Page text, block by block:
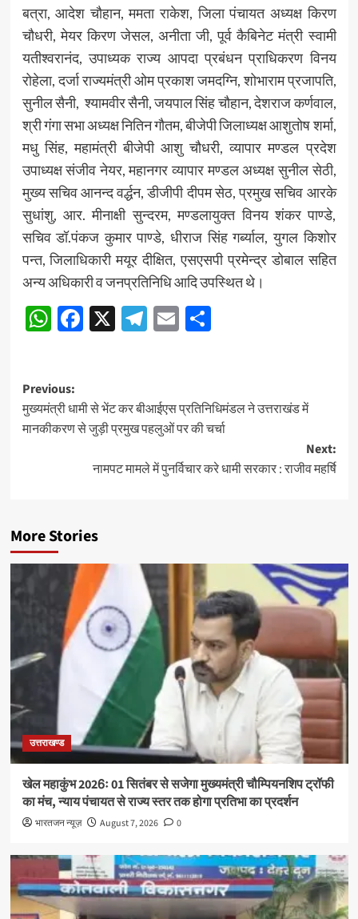
बत्रा, आदेश चौहान, ममता राकेश, जिला पंचायत अध्यक्ष किरण
चौधरी, मेयर किरण जेसल, अनीता जी, पूर्व कैबिनेट मंत्री स्वामी
यतीश्वरानंद, उपाध्यक राज्य आपदा प्रबंधन प्राधिकरण विनय
रोहेला, दर्जा राज्यमंत्री ओम प्रकाश जमदग्नि, शोभाराम प्रजापति,
सुनील सैनी, श्यामवीर सैनी, जयपाल सिंह चौहान, देशराज कर्णवाल,
श्री गंगा सभा अध्यक्ष नितिन गौतम, बीजेपी जिलाध्यक्ष आशुतोष शर्मा,
मधु सिंह, महामंत्री बीजेपी आशु चौधरी, व्यापार मण्डल प्रदेश
उपाध्यक्ष संजीव नेयर, महानगर व्यापार मण्डल अध्यक्ष सुनील सेठी,
मुख्य सचिव आनन्द वर्द्धन, डीजीपी दीपम सेठ, प्रमुख सचिव आरके
सुधांशु, आर. मीनाक्षी सुन्दरम, मण्डलायुक्त विनय शंकर पाण्डे,
सचिव डॉ.पंकज कुमार पाण्डे, धीराज सिंह गर्ब्याल, युगल किशोर
पन्त, जिलाधिकारी मयूर दीक्षित, एसएसपी प्रमेन्द्र डोबाल सहित
अन्य अधिकारी व जनप्रतिनिधि आदि उपस्थित थे।
WhatsApp
Facebook
X Telegram
EmailShare
Post
navigation
Previous:
मुख्यमंत्री धामी से भेंट कर बीआईएस प्रतिनिधिमंडल ने उत्तराखंड में
मानकीकरण से जुड़ी प्रमुख पहलुओं पर की चर्चा
Next:
नामपट मामले में पुनर्विचार करे धामी सरकार : राजीव महर्षि
More Stories
उत्तराखण्ड
खेल महाकुंभ 2026ः 01 सितंबर से सजेगा मुख्यमंत्री चौम्पियनशिप ट्रॉफी
का मंच, न्याय पंचायत से राज्य स्तर तक होगा प्रतिभा का प्रदर्शन
भारतजन न्यूज़ August 7, 2026 0